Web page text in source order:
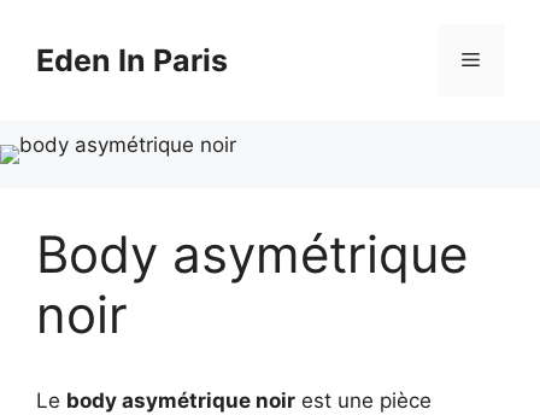
contenuEden In Paris Menu
Body asymétrique
noir
Le body asymétrique noir est une pièce